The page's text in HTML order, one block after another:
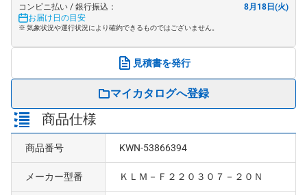
コンビニ払い / 銀行振込：
8月18日(火)
お届け日の目安
※ 気象状況や運行状況により確約できるものではございません。
見積書を発行
マイカタログへ登録
商品仕様
商品番号 KWN-53866394
メーカー型番 ＫＬＭ－Ｆ２２０３０７－２０Ｎ